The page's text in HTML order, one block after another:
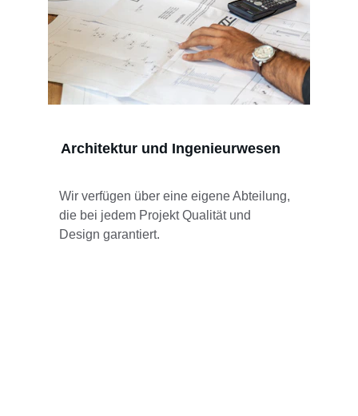
Architektur und Ingenieurwesen
Wir verfügen über eine eigene Abteilung,
die bei jedem Projekt Qualität und
Design garantiert.